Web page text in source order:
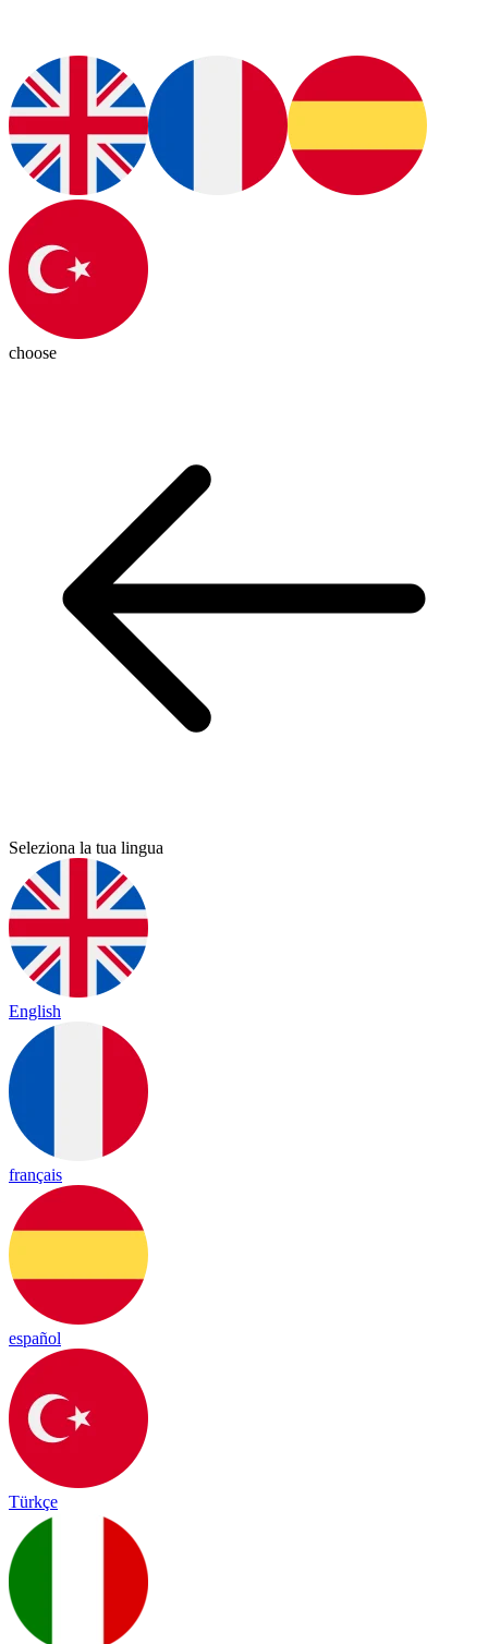
choose
Seleziona la tua lingua
English
français
español
Türkçe